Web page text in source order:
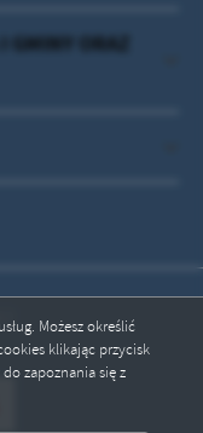
Możesz określić
klikając przycisk
zapoznania się z
GMINY ORAZ